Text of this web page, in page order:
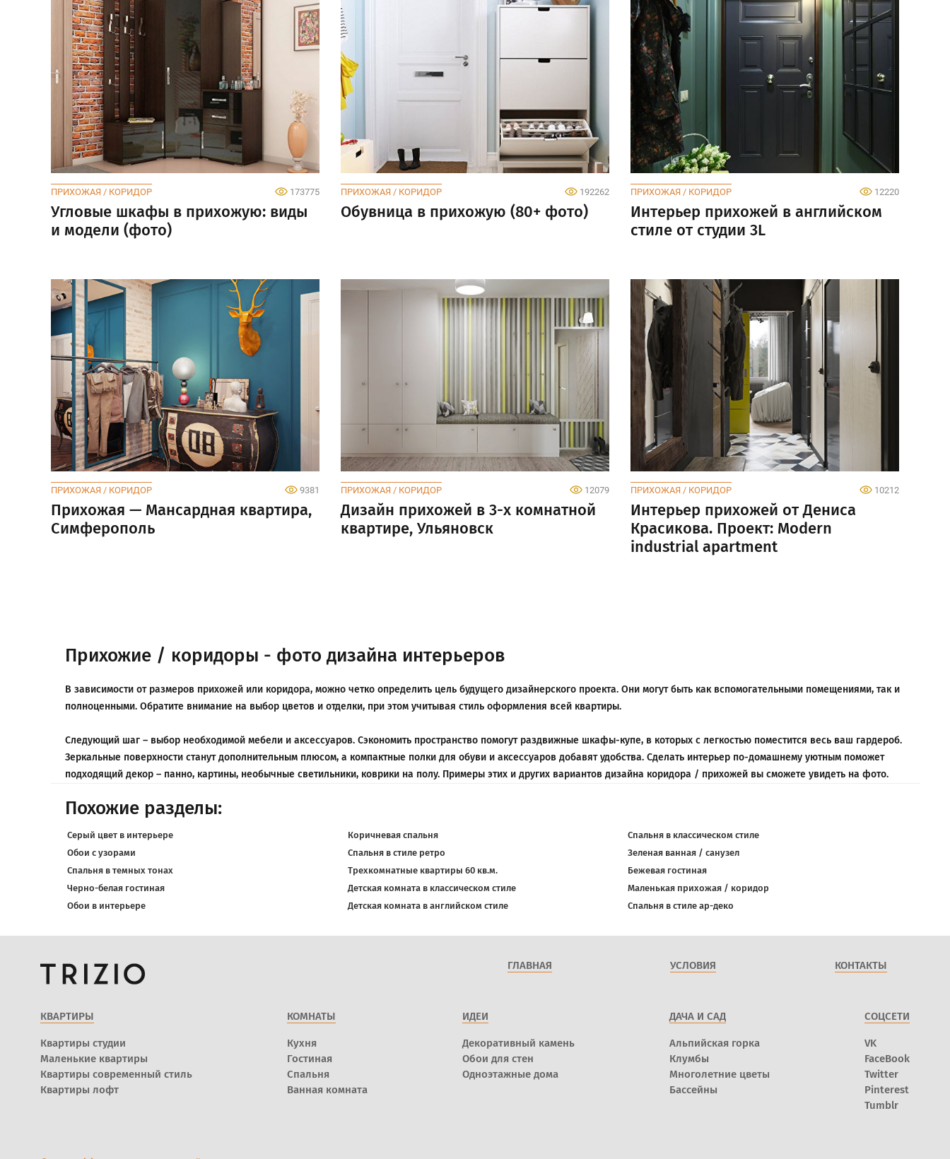
ПРИХОЖАЯ / КОРИДОР 173775
Угловые шкафы в прихожую: виды
и модели (фото)
ПРИХОЖАЯ / КОРИДОР 192262
Обувница в прихожую (80+ фото)
ПРИХОЖАЯ / КОРИДОР 12220
Интерьер прихожей в английском
стиле от студии 3L
ПРИХОЖАЯ / КОРИДОР 9381
Прихожая — Мансардная квартира,
Симферополь
ПРИХОЖАЯ / КОРИДОР 12079
Дизайн прихожей в 3-х комнатной
квартире, Ульяновск
ПРИХОЖАЯ / КОРИДОР 10212
Интерьер прихожей от Дениса
Красикова. Проект: Modern
industrial apartment
Прихожие / коридоры - фото дизайна интерьеров
В зависимости от размеров прихожей или коридора, можно четко определить цель будущего дизайнерского проекта. Они могут быть как вспомогательными помещениями, так и
полноценными. Обратите внимание на выбор цветов и отделки, при этом учитывая стиль оформления всей квартиры.
Следующий шаг – выбор необходимой мебели и аксессуаров. Сэкономить пространство помогут раздвижные шкафы-купе, в которых с легкостью поместится весь ваш гардероб.
Зеркальные поверхности станут дополнительным плюсом, а компактные полки для обуви и аксессуаров добавят удобства. Сделать интерьер по-домашнему уютным поможет
подходящий декор – панно, картины, необычные светильники, коврики на полу. Примеры этих и других вариантов дизайна коридора / прихожей вы сможете увидеть на фото.
Похожие разделы:
Серый цвет в интерьере Коричневая спальня
Спальня в классическом стиле
Обои с узорами
Спальня в стиле ретро
Зеленая ванная / санузел
Спальня в темных тонах
Трехкомнатные квартиры 60 кв.м.
Бежевая гостиная
Черно-белая гостиная
Детская комната в классическом стиле
Маленькая прихожая / коридор
Обои в интерьере
Детская комната в английском стиле Спальня в стиле ар-деко
ГЛАВНАЯ УСЛОВИЯ КОНТАКТЫ
КВАРТИРЫ
Квартиры студии
Маленькие квартиры
Квартиры современный стиль
Квартиры лофт
КОМНАТЫ
Кухня
Гостиная
Спальня
Ванная комната
ИДЕИ
Декоративный камень
Обои для стен
Одноэтажные дома
ДАЧА И САД
Альпийская горка
Клумбы
Многолетние цветы
Бассейны
СОЦСЕТИ
VK
FaceBook
Twitter
Pinterest
Tumblr